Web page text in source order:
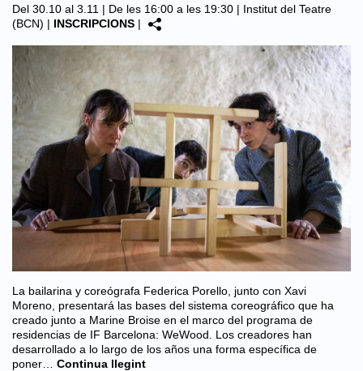
Del 30.10 al 3.11 | De les 16:00 a les 19:30 | Institut del Teatre
(BCN) | INSCRIPCIONS |
La bailarina y coreógrafa Federica Porello, junto con Xavi
Moreno, presentará las bases del sistema coreográfico que ha
creado junto a Marine Broise en el marco del programa de
residencias de IF Barcelona: WeWood. Los creadores han
desarrollado a lo largo de los años una forma específica de
poner…
Continua llegint